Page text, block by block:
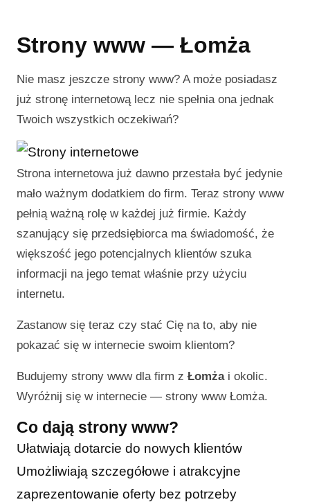
Strony www — Łomża
Nie masz jeszcze strony www? A może posiadasz
już stronę internetową lecz nie spełnia ona jednak
Twoich wszystkich oczekiwań?
Strona internetowa już dawno przestała być jedynie
mało ważnym dodatkiem do firm. Teraz strony www
pełnią ważną rolę w każdej już firmie. Każdy
szanujący się przedsiębiorca ma świadomość, że
większość jego potencjalnych klientów szuka
informacji na jego temat właśnie przy użyciu
internetu.
Zastanow się teraz czy stać Cię na to, aby nie
pokazać się w internecie swoim klientom?
Budujemy strony www dla firm z Łomżai okolic.
Wyróżnij się w internecie — strony www Łomża.
Co dają strony www?
Ułatwiają dotarcie do nowych klientów
Umożliwiają szczegółowe i atrakcyjne
zaprezentowanie oferty bez potrzeby